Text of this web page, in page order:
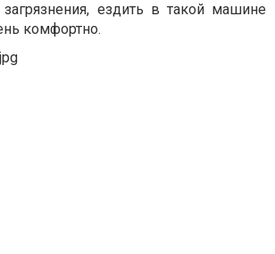
загрязнения, ездить в такой машине
комфортно.